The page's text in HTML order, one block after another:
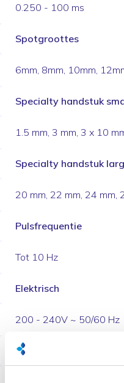
0.250 - 100 ms
Spotgroottes
6mm, 8mm, 10mm,
Specialty handstuk
1.5 mm, 3 mm, 3 x 10
Specialty handstuk
20 mm, 22 mm, 24 mm,
Pulsfrequentie
Tot 10 Hz
Elektrisch
200 - 240V ~ 50/60 Hz
Gewicht